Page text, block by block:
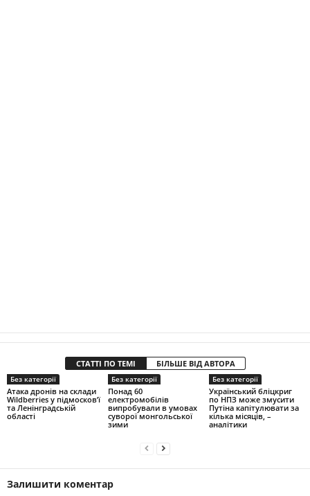
СТАТТІ ПО ТЕМІ БІЛЬШЕ ВІД АВТОРА
Без категорії
Атака дронів на склади
Wildberries у підмосков’ї
та Ленінградській
області
Без категорії
Понад 60
електромобілів
випробували в умовах
суворої монгольської
зими
Без категорії
Український бліцкриг
по НПЗ може змусити
Путіна капітулювати за
кілька місяців, –
аналітики
Залишити коментар